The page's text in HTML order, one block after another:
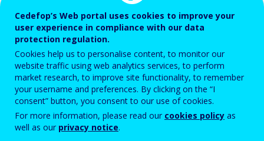
Det europeiska centrumet för utveckling av
yrkesutbildning, Cedefop, är ett av EU:s
decentraliserade organ. Centrumet grundades 1975(
och har sedan 1995 sin bas i Grekland. Vi arbetar för
att utveckla yrkesutbildningspolitiken inom EU och
bidra till genomförandet av den. Cedefop hjälper
Europeiska kommissionen, EU:s medlemsstater och
arbetsmarknadens parter att utveckla
Cedefop’s Web portal uses cookies to improve your
user experience in compliance with our data
protection regulation.
Cookies help us to personalise content, to monitor our
website traffic using web analytics services, to perform
market research, to improve site functionality, to remember
your username and preferences. By clicking on the “I
consent” button, you consent to our use of cookies.
For more information, please read our cookies policy as
well as our privacy notice.